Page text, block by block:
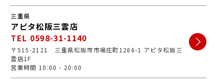
三重県
アピタ松阪三雲店
TEL 0598-31-1140
〒515-2121 三重県松阪市市場庄町1266-1 アピタ松阪三
雲店1F
営業時間 10:00 - 20:00